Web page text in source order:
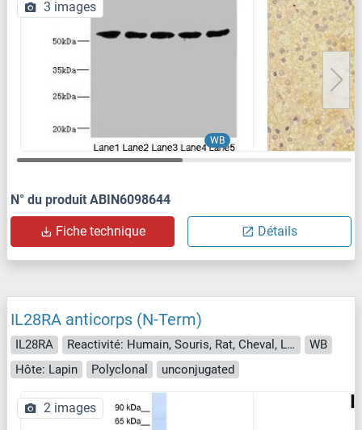
WB
3 images
N° du produit ABIN6098644
Fiche technique Détails
IL28RA anticorps (N-Term)
IL28RA Reactivité: Humain, Souris, Rat, Cheval, Lapin, Boeuf (Vache), Chien, Cobaye
WB
Hôte: Lapin
Polyclonal unconjugated
2 images